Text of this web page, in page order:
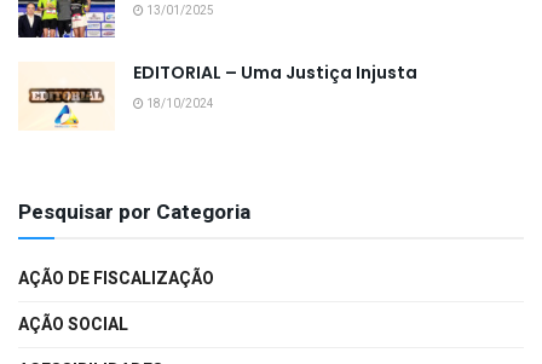
13/01/2025
EDITORIAL – Uma Justiça Injusta
18/10/2024
Pesquisar por Categoria
AÇÃO DE FISCALIZAÇÃO
AÇÃO SOCIAL